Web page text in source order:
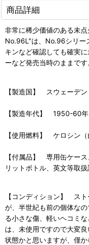
商品詳細
非常に稀少価値のある未
No.96L"は、No.96シリー
キンなど確認しても確実
ーなど発売当時のままで
【製造国】 スウェーデン
【製造年代】 1950-60年
【使用燃料】 ケロシン（
【付属品】 専用缶ケー
リットボトル、英文等取
【コンディション】 ス
が、半世紀も前の個体な
る小さな傷、軽いヘコミ
は、未使用ですので大変
状態かと思いますが、僅